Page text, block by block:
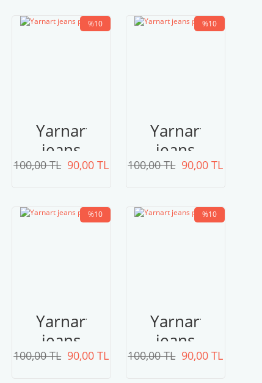
%10
Yarnart
jeans
plus90,00 TL
100,00 TL
%10
Yarnart
jeans
plus90,00 TL
100,00 TL
%10
Yarnart
jeans
plus90,00 TL
100,00 TL
%10
Yarnart
jeans
plus90,00 TL
100,00 TL